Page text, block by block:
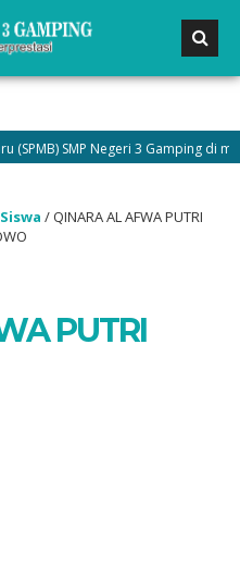
SMP Negeri 3 Gamping di
/QINARA AL AFWA PUTRI
PUTRI